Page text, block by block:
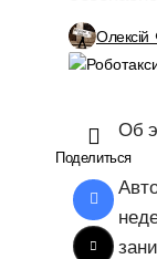
Поделиться
Об